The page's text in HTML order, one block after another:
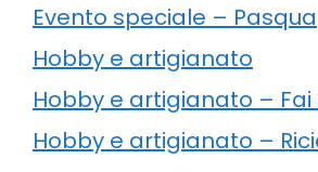
Evento speciale – Pasqua
Hobby e artigianato
Hobby e artigianato –
Hobby e artigianato –